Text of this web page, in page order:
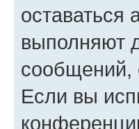
оставаться
выполняют
сообщений,
Если вы